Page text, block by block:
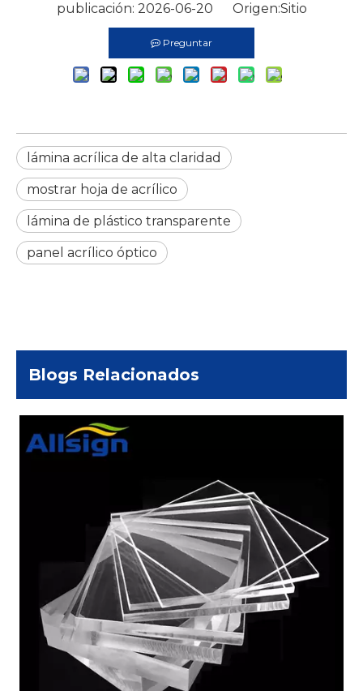
publicación: 2026-06-20 Origen:Sitio
Preguntar
lámina acrílica de alta claridad
mostrar hoja de acrílico
lámina de plástico transparente
panel acrílico óptico
Blogs Relacionados